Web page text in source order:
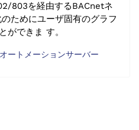
803を経由するBACnetネ
ためにユーザ固有のグラフ
ができま す。
ートメーションサーバー